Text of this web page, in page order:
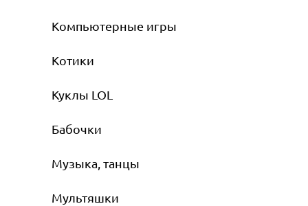
Компьютерные игры
Котики
Куклы LOL
Бабочки
Музыка, танцы
Мультяшки